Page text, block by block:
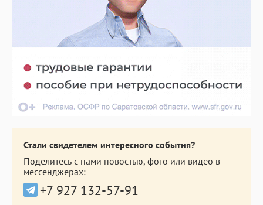
Стали свидетелем интересного события?
Поделитесь с нами новостью, фото или видео в
мессенджерах:
+7 927 132-57-91